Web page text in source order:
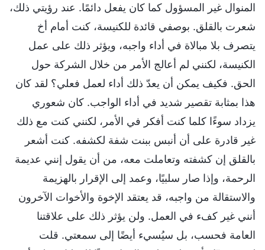
المنوال غير المسؤول كما كان يفعل دائمًا. عند رؤيتي ذلك،
شعرت بالقلق. بوصفي قائدة للكنيسة، كنت أمام أخ
يتصرف بلا مبالاة في أداء واجبه، ويؤثر ذلك على عمل
الكنيسة، لكنني لم أعالج الأمر من خلال الشركة حول
الحق. فكيف يمكن أن يعدّ ذلك أداء لعمل فعلي؟ لقد كان
هذا بمثابة تقصير شديد في أداء الواجب. كان شعوري
يزداد سوءًا كلما كنت أفكر في الأمر، لكنني كنت مع ذلك
غير قادرة على أن أنبس ببنت شفة لكشفه. كنت أشعر
بالقلق إن كشفته وتعاملت معه، من أن يقول إنني عديمة
الرحمة، وإذا صار سلبيًا، وعمد إلى الإقرار بالهزيمة
والاستقالة من واجبه، قد يعتقد الإخوة والأخوات الآخرون
أنني غير كفء في العمل. ولن يؤثر ذلك على علاقتنا
العامة فحسب، بل سيُسيء أيضًا إلى سمعتي. قلت